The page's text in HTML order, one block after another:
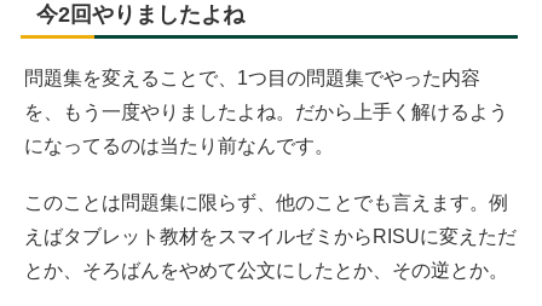
今2回やりましたよね
問題集を変えることで、1つ目の問題集でやった内容
を、もう一度やりましたよね。だから上手く解けるよう
になってるのは当たり前なんです。
このことは問題集に限らず、他のことでも言えます。例
えばタブレット教材をスマイルゼミからRISUに変えただ
とか、そろばんをやめて公文にしたとか、その逆とか。